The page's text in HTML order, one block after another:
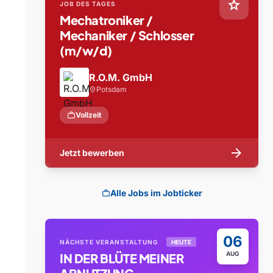
star
JOB DES TAGES
Mechatroniker /
Mechaniker / Schlosser
(m/w/d)
R.O.M. GmbH
location_on Potsdam
workVollzeit
Jetzt bewerben arrow_forward
workAlle Jobs im Jobticker
06
AUG
NÄCHSTE VERANSTALTUNG HEUTE
IN DER BLÜTE MEINER